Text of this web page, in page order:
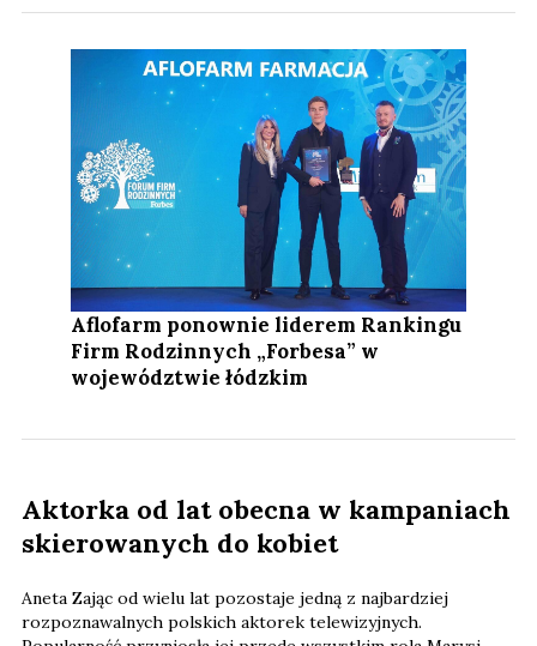
Aflofarm ponownie liderem Rankingu
Firm Rodzinnych „Forbesa” w
województwie łódzkim
Aktorka od lat obecna w kampaniach
skierowanych do kobiet
Aneta Zając od wielu lat pozostaje jedną z najbardziej
rozpoznawalnych polskich aktorek telewizyjnych.